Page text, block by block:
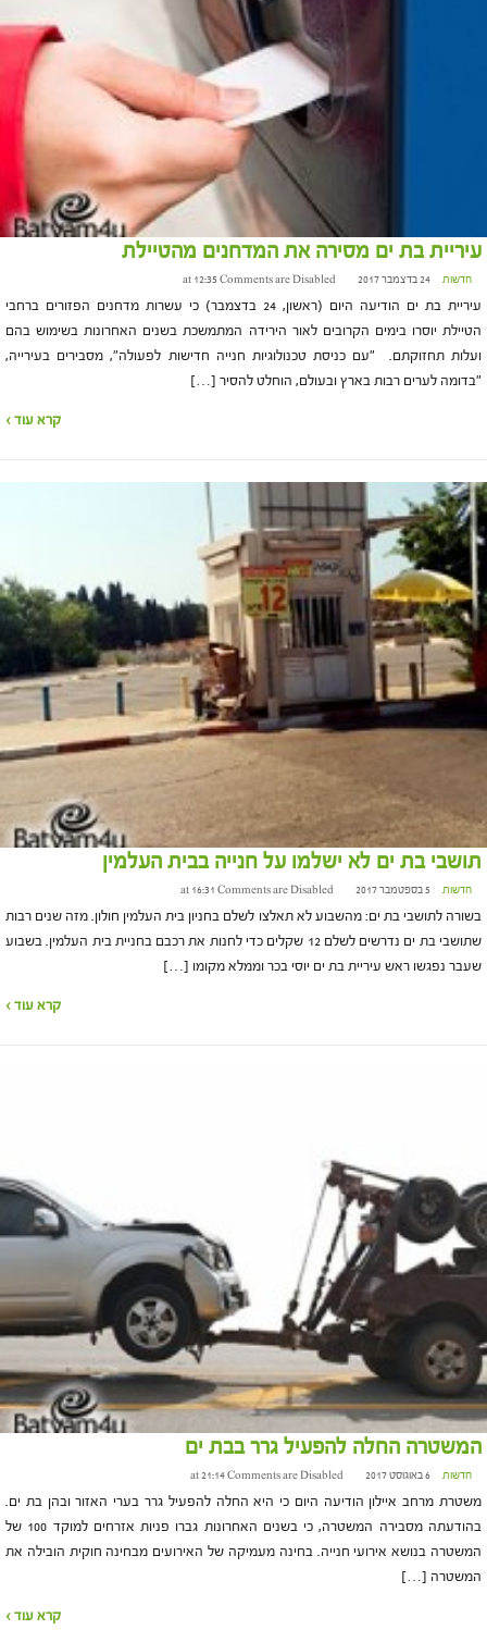
עיריית בת ים מסירה את המדחנים מהטיילת
חדשות 24 בדצמבר 2017 at 12:35 Comments are Disabled
עיריית בת ים הודיעה היום (ראשון, 24 בדצמבר) כי עשרות מדחנים הפזורים ברחבי
הטיילת יוסרו בימים הקרובים לאור הירידה המתמשכת בשנים האחרונות בשימוש בהם
ועלות תחזוקתם. "עם כניסת טכנולוגיות חנייה חדישות לפעולה", מסבירים בעירייה,
"בדומה לערים רבות בארץ ובעולם, הוחלט להסיר […]
קרא עוד ›
תושבי בת ים לא ישלמו על חנייה בבית העלמין
חדשות 5 בספטמבר 2017 at 16:31 Comments are Disabled
בשורה לתושבי בת ים: מהשבוע לא תאלצו לשלם בחניון בית העלמין חולון. מזה שנים רבות
שתושבי בת ים נדרשים לשלם 12 שקלים כדי לחנות את רכבם בחניית בית העלמין. בשבוע
שעבר נפגשו ראש עיריית בת ים יוסי בכר וממלא מקומו […]
קרא עוד ›
המשטרה החלה להפעיל גרר בבת ים
חדשות 6 באוגוסט 2017 at 21:14 Comments are Disabled
משטרת מרחב איילון הודיעה היום כי היא החלה להפעיל גרר בערי האזור ובהן בת ים.
בהודעתה מסבירה המשטרה, כי בשנים האחרונות גברו פניות אזרחים למוקד 100 של
המשטרה בנושא אירועי חנייה. בחינה מעמיקה של האירועים מבחינה חוקית הובילה את
המשטרה […]
קרא עוד ›